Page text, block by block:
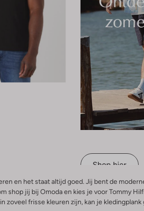
Shop hier
en het staat altijd goed. Jij bent de
shop jij bij Omoda en kies je voor Tommy
zoveel frisse kleuren zijn, kan je kledingplank